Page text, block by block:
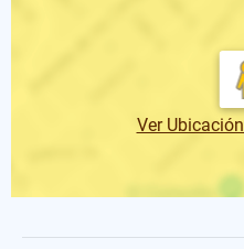
Ver Ubicación